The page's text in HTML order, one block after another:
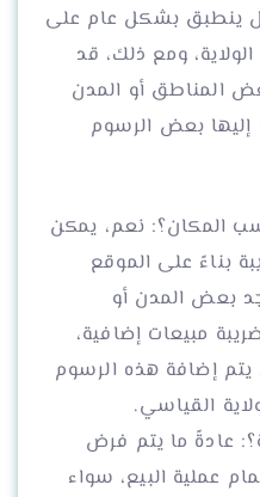
ينطبق بشكل عام على
ومع ذلك، قد
المناطق أو المدن
إليها بعض الرسوم
المكان؟: نعم، يمكن
بناءً على الموقع
بعض المدن أو
مبيعات إضافية،
إضافة هذه الرسوم
القياسي.
عادةً ما يتم فرض
عملية البيع، سواء